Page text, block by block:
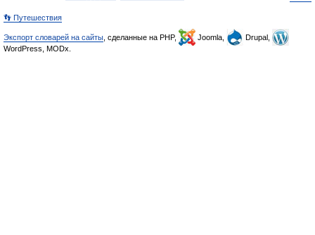
👣 Путешествия
Экспорт словарей на сайты , сделанные на PHP, Joomla,
Drupal,
WordPress, MODx.